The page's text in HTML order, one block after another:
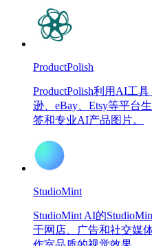
ProductPolish
ProductPolish利用AI工
逊、eBay、Etsy等平台
签和专业AI产品图片。
StudioMint
StudioMint AI的
于网店、广告和社交媒